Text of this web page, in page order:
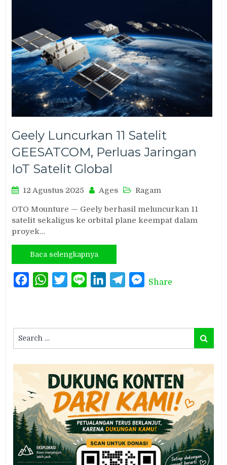
Geely Luncurkan 11 Satelit
GEESATCOM, Perluas Jaringan
IoT Satelit Global
12 Agustus 2025 Ages Ragam
OTO Mounture — Geely berhasil meluncurkan 11
satelit sekaligus ke orbital plane keempat dalam
proyek…
Baca selengkapnya
FacebookWhatsAppTwitterLine LinkedInTelegramMessenger
Share
for:
Search